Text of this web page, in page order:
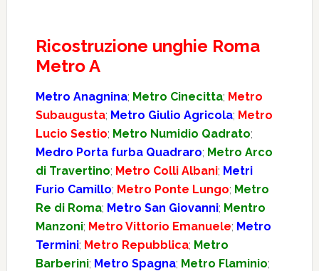
Ricostruzione unghie Roma
Metro A
Metro Anagnina; Metro Cinecitta; Metro
Subaugusta; Metro Giulio Agricola; Metro
Lucio Sestio; Metro Numidio Qadrato;
Medro Porta furba Quadraro; Metro Arco
di Travertino; Metro Colli Albani; Metri
Furio Camillo; Metro Ponte Lungo; Metro
Re di Roma; Metro San Giovanni; Mentro
Manzoni; Metro Vittorio Emanuele; Metro
Termini; Metro Repubblica; Metro
Barberini; Metro Spagna; Metro Flaminio;